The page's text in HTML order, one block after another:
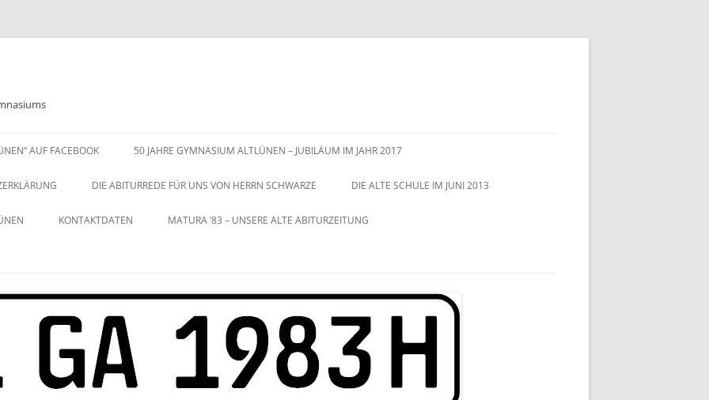
AUF FACEBOOK 50 JAHRE GYMNASIUM ALTLÜNEN – JUBILÄUM IM JAHR 2017
DIE ABITURREDE FÜR UNS VON HERRN SCHWARZE DIE ALTE SCHULE IM JUNI 2013
KONTAKTDATEN MATURA ’83 – UNSERE ALTE ABITURZEITUNG